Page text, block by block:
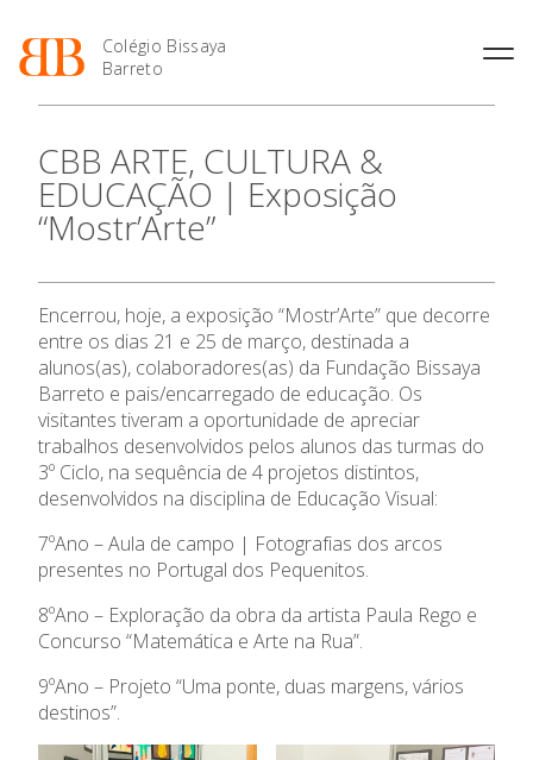
Colégio Bissaya
Barreto
O Colégio
Projeto Educativo
Organização
Colaboradores Docentes
Instalações
Ofertas de emprego
Regulamentos
Jornal “O Coreto”
Privacidade
Oferta Formativa
Enriquecimento Curricular
Oferta Curricular
Atividades Extracurriculares
Atividades de Interrupção
Letiva
Academia de Línguas
Ensino Profissional
Profissionais
Matrículas
Horários e Manuais
Termalismo
Curso de Técnico/a de Apoio
à Família e à Comunidade
Ofertas de Emprego
Ano Letivo
2027
Calendários
Portal do Professor
de Educação
SIGE
Secretariado de Exames
Admissão
CBB ARTE, CULTURA &
EDUCAÇÃO | Exposição
“Mostr’Arte”
Encerrou, hoje, a exposição “Mostr’Arte” que decorre
entre os dias 21 e 25 de março, destinada a
alunos(as), colaboradores(as) da Fundação Bissaya
Barreto e pais/encarregado de educação. Os
visitantes tiveram a oportunidade de apreciar
trabalhos desenvolvidos pelos alunos das turmas do
3º Ciclo, na sequência de 4 projetos distintos,
desenvolvidos na disciplina de Educação Visual:
7ºAno – Aula de campo | Fotografias dos arcos
presentes no Portugal dos Pequenitos.
8ºAno – Exploração da obra da artista Paula Rego e
Concurso “Matemática e Arte na Rua”.
9ºAno – Projeto “Uma ponte, duas margens, vários
destinos”.